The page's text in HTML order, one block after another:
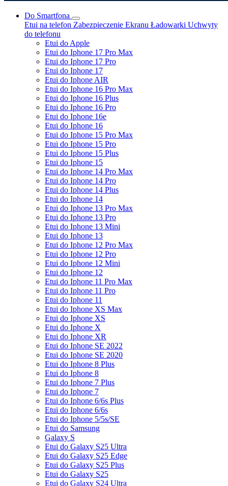
Do Smartfona
Etui na telefon Zabezpieczenie Ekranu Ładowarki Uchwyty
do telefonu
Etui do Apple
Etui do Iphone 17 Pro Max
Etui do Iphone 17 Pro
Etui do Iphone 17
Etui do Iphone AIR
Etui do Iphone 16 Pro Max
Etui do Iphone 16 Plus
Etui do Iphone 16 Pro
Etui do Iphone 16e
Etui do Iphone 16
Etui do Iphone 15 Pro Max
Etui do Iphone 15 Pro
Etui do Iphone 15 Plus
Etui do Iphone 15
Etui do Iphone 14 Pro Max
Etui do Iphone 14 Pro
Etui do Iphone 14 Plus
Etui do Iphone 14
Etui do Iphone 13 Pro Max
Etui do Iphone 13 Pro
Etui do Iphone 13 Mini
Etui do Iphone 13
Etui do Iphone 12 Pro Max
Etui do Iphone 12 Pro
Etui do Iphone 12 Mini
Etui do Iphone 12
Etui do Iphone 11 Pro Max
Etui do Iphone 11 Pro
Etui do Iphone 11
Etui do Iphone XS Max
Etui do Iphone XS
Etui do Iphone X
Etui do Iphone XR
Etui do Iphone SE 2022
Etui do Iphone SE 2020
Etui do Iphone 8 Plus
Etui do Iphone 8
Etui do Iphone 7 Plus
Etui do Iphone 7
Etui do Iphone 6/6s Plus
Etui do Iphone 6/6s
Etui do Iphone 5/5s/SE
Etui do Samsung
Galaxy S
Etui do Galaxy S25 Ultra
Etui do Galaxy S25 Edge
Etui do Galaxy S25 Plus
Etui do Galaxy S25
Etui do Galaxy S24 Ultra